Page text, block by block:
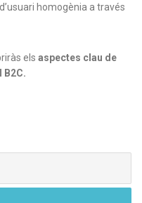
homogènia a través
els aspectes clau de
B2C.